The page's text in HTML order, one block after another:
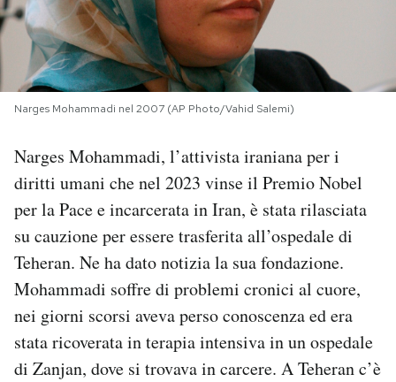
SHOP
CALENDARIO
AREA PERSONALE
Area Personale
Notifiche mobile
Regala il Post
Hai bisogno di aiuto?
Esci
Narges Mohammadi nel 2007 (AP Photo/Vahid Salemi)
Narges Mohammadi, l’attivista iraniana per i
diritti umani che nel 2023 vinse il Premio Nobel
per la Pace e incarcerata in Iran, è stata rilasciata
su cauzione per essere trasferita all’ospedale di
Teheran. Ne ha dato notizia la sua fondazione.
Mohammadi soffre di problemi cronici al cuore,
nei giorni scorsi aveva perso conoscenza ed era
stata ricoverata in terapia intensiva in un ospedale
di Zanjan, dove si trovava in carcere. A Teheran c’è